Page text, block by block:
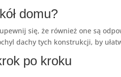
domu?
się, że również one są
dachy tych konstrukcji, by
po kroku